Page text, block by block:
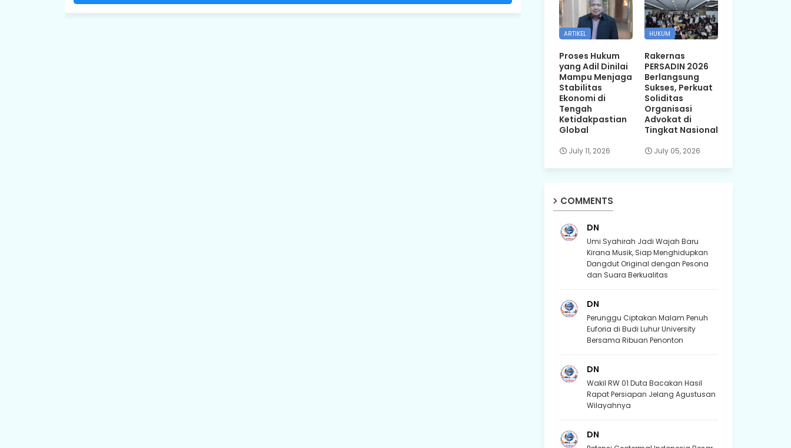
ARTIKEL
Proses Hukum
yang Adil Dinilai
Mampu Menjaga
Stabilitas
Ekonomi di
Tengah
Ketidakpastian
Global
July 11, 2026
HUKUM
Rakernas
PERSADIN 2026
Berlangsung
Sukses, Perkuat
Soliditas
Organisasi
Advokat di
Tingkat Nasional
July 05, 2026
COMMENTS
DN
Umi Syahirah Jadi Wajah Baru
Kirana Musik, Siap Menghidupkan
Dangdut Original dengan Pesona
dan Suara Berkualitas
DN
Perunggu Ciptakan Malam Penuh
Euforia di Budi Luhur University
Bersama Ribuan Penonton
DN
Wakil RW 01 Duta Bacakan Hasil
Rapat Persiapan Jelang Agustusan
Wilayahnya
DN